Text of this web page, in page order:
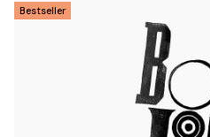
Bestseller